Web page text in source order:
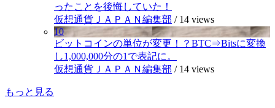
ったことを後悔していた！
仮想通貨ＪＡＰＡＮ編集部 / 14 views
10
ビットコインの単位が変更！？BTC⇒Bitsに変換
し1,000,000分の1で表記に。
仮想通貨ＪＡＰＡＮ編集部 / 14 views
もっと見る